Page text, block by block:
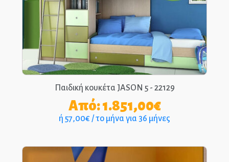
Παιδική κουκέτα JASON 5 - 22129
Από:1.851,00€
ή 57,00€ / το μήνα για 36 μήνες